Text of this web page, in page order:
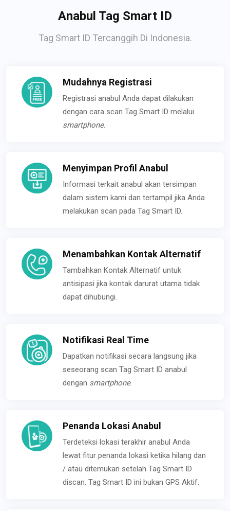
Anabul Tag Smart ID
Tag Smart ID Tercanggih Di Indonesia.
Mudahnya Registrasi
Registrasi anabul Anda dapat dilakukan
dengan cara scan Tag Smart ID melalui
smartphone.
Menyimpan Profil Anabul
Informasi terkait anabul akan tersimpan
dalam sistem kami dan tertampil jika Anda
melakukan scan pada Tag Smart ID.
Menambahkan Kontak Alternatif
Tambahkan Kontak Alternatif untuk
antisipasi jika kontak darurat utama tidak
dapat dihubungi.
Notifikasi Real Time
Dapatkan notifikasi secara langsung jika
seseorang scan Tag Smart ID anabul
dengan smartphone.
Penanda Lokasi Anabul
Terdeteksi lokasi terakhir anabul Anda
lewat fitur penanda lokasi ketika hilang dan
/ atau ditemukan setelah Tag Smart ID
discan. Tag Smart ID ini bukan GPS Aktif.